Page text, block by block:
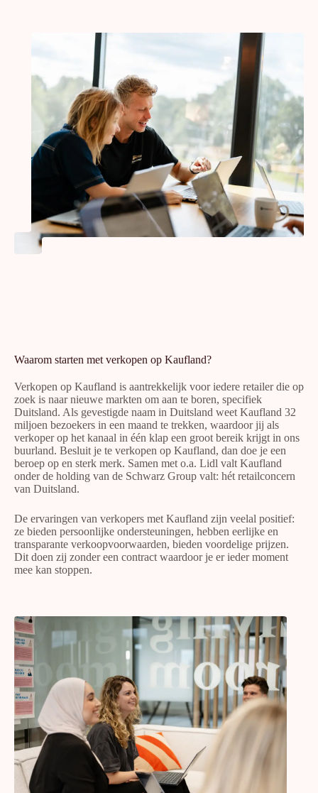
Waarom starten met verkopen op Kaufland?
Verkopen op Kaufland is aantrekkelijk voor iedere retailer die op
zoek is naar nieuwe markten om aan te boren, specifiek
Duitsland. Als gevestigde naam in Duitsland weet Kaufland 32
miljoen bezoekers in een maand te trekken, waardoor jij als
verkoper op het kanaal in één klap een groot bereik krijgt in ons
buurland. Besluit je te verkopen op Kaufland, dan doe je een
beroep op en sterk merk. Samen met o.a. Lidl valt Kaufland
onder de holding van de Schwarz Group valt: hét retailconcern
van Duitsland.
De ervaringen van verkopers met Kaufland zijn veelal positief:
ze bieden persoonlijke ondersteuningen, hebben eerlijke en
transparante verkoopvoorwaarden, bieden voordelige prijzen.
Dit doen zij zonder een contract waardoor je er ieder moment
mee kan stoppen.